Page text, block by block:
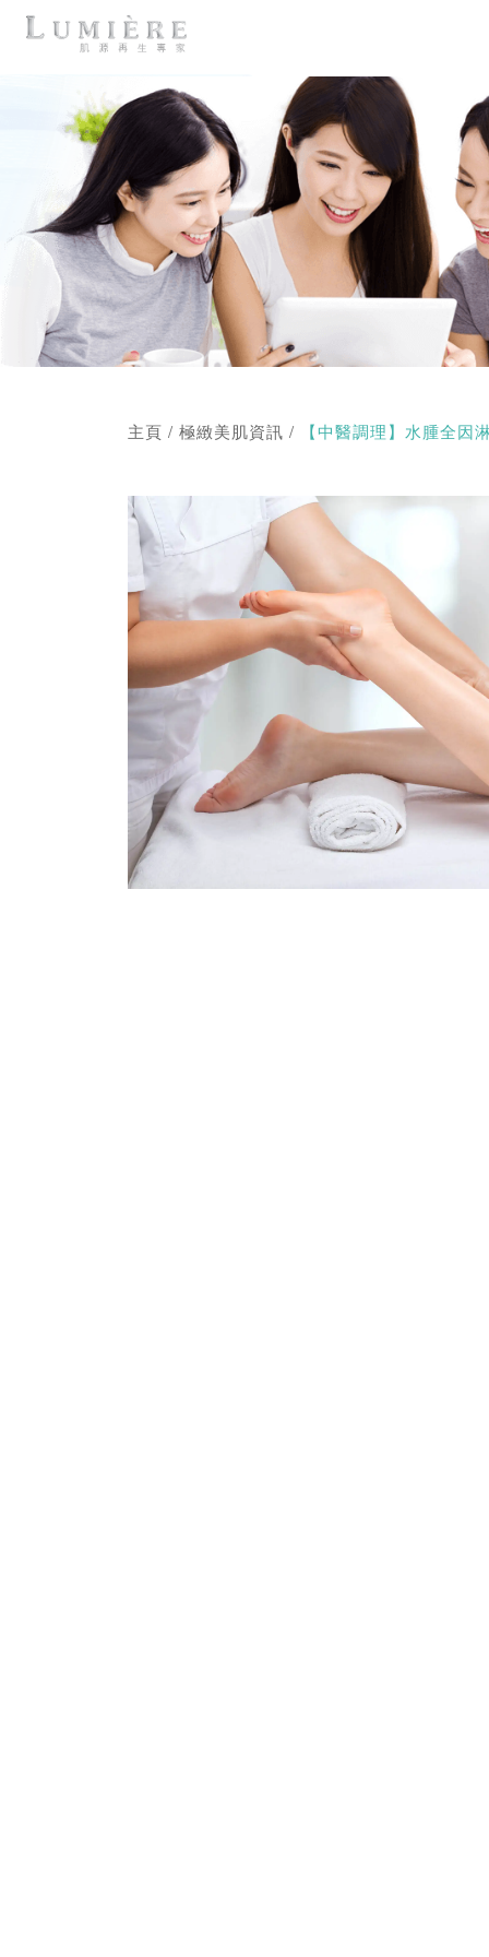
主頁 / 極緻美肌資訊 / 【中醫調理】水腫全